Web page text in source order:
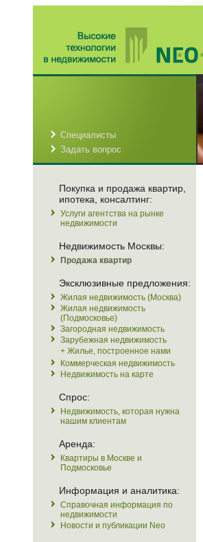
Специалисты
Задать вопрос
Покупка и продажа квартир,
ипотека, консалтинг:
Услуги агентства на рынке
недвижимости
Недвижимость Москвы:
Продажа квартир
Эксклюзивные предложения:
Жилая недвижимость (Москва)
Жилая недвижимость
(Подмосковье)
Загородная недвижимость
Зарубежная недвижимость
+ Жилье, построенное нами
Коммерческая недвижимость
Недвижимость на карте
Спрос:
Недвижимость, которая нужна
нашим клиентам
Аренда:
Квартиры в Москве и
Подмосковье
Информация и аналитика:
Справочная информация по
недвижимости
Новости и публикации Neo